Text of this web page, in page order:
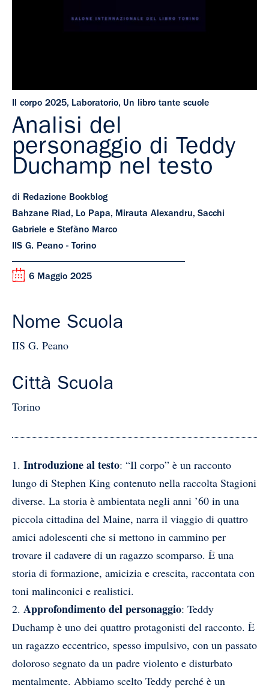
Il corpo 2025, Laboratorio, Un libro tante scuole
Analisi del
personaggio di Teddy
Duchamp nel testo
di Redazione Bookblog
Bahzane Riad, Lo Papa, Mirauta Alexandru, Sacchi
Gabriele e Stefàno Marco
IIS G. Peano - Torino
6 Maggio 2025
Nome Scuola
IIS G. Peano
Città Scuola
Torino
1. Introduzione al testo: “Il corpo” è un racconto
lungo di Stephen King contenuto nella raccolta Stagioni
diverse. La storia è ambientata negli anni ’60 in una
piccola cittadina del Maine, narra il viaggio di quattro
amici adolescenti che si mettono in cammino per
trovare il cadavere di un ragazzo scomparso. È una
storia di formazione, amicizia e crescita, raccontata con
toni malinconici e realistici.
2. Approfondimento del personaggio: Teddy
Duchamp è uno dei quattro protagonisti del racconto. È
un ragazzo eccentrico, spesso impulsivo, con un passato
doloroso segnato da un padre violento e disturbato
mentalmente. Abbiamo scelto Teddy perché è un